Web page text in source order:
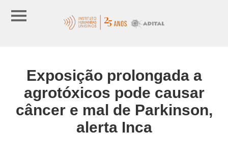
Exposição prolongada a
agrotóxicos pode causar
câncer e mal de Parkinson,
alerta Inca